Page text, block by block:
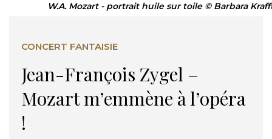
W.A. Mozart - portrait huile sur toile © Barbara
Jean-François Zygel –
Mozart m’emmène à l’opéra
!
CONCERT FANTAISIE